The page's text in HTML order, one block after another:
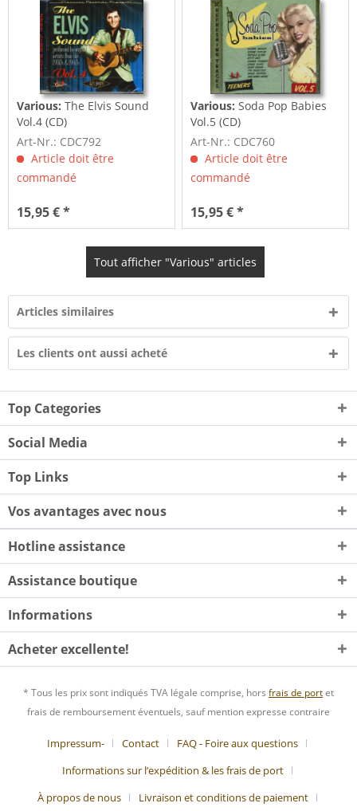
Various:The Elvis Sound
Vol.4 (CD)
Art-Nr.: CDC792
Article doit être
commandé
15,95 € *
Various:Soda Pop Babies
Vol.5 (CD)
Art-Nr.: CDC760
Article doit être
commandé
15,95 € *
Tout afficher "Various" articles
Articles similaires
Les clients ont aussi acheté
Top Categories
Social Media
Top Links
Vos avantages avec nous
Hotline assistance
Assistance boutique
Informations
Acheter excellente!
* Tous les prix sont indiqués TVA légale comprise, hors frais de portet
frais de remboursement éventuels, sauf mention expresse contraire
Impressum- Contact
FAQ - Foire aux questions
Informations sur l’expédition & les frais de port
À propos de nous
Livraison et conditions de paiement